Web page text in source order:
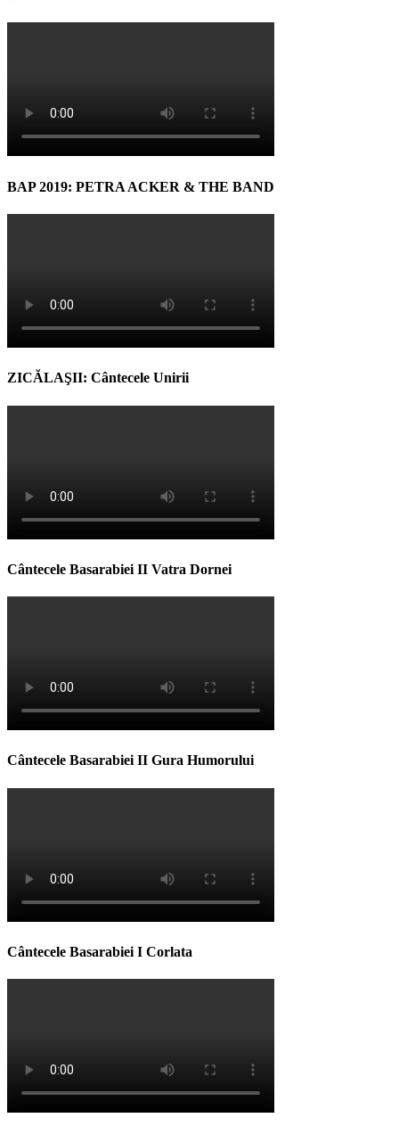
BAP 2019: PETRA ACKER & THE BAND
ZICĂLAŞII: Cântecele Unirii
Cântecele Basarabiei II Vatra Dornei
Cântecele Basarabiei II Gura Humorului
Cântecele Basarabiei I Corlata